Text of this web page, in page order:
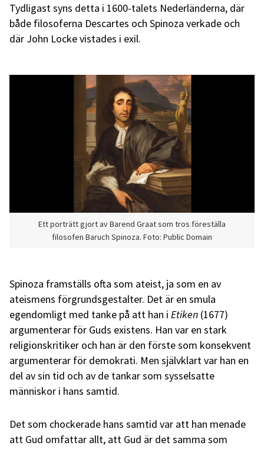
Tydligast syns detta i 1600-talets Nederländerna, där
både filosoferna Descartes och Spinoza verkade och
där John Locke vistades i exil.
Ett porträtt gjort av Barend Graat som tros föreställa
filosofen Baruch Spinoza. Foto: Public Domain
Spinoza framställs ofta som ateist, ja som en av
ateismens förgrundsgestalter. Det är en smula
egendomligt med tanke på att han i Etiken (1677)
argumenterar för Guds existens. Han var en stark
religionskritiker och han är den förste som konsekvent
argumenterar för demokrati. Men självklart var han en
del av sin tid och av de tankar som sysselsatte
människor i hans samtid.
Det som chockerade hans samtid var att han menade
att Gud omfattar allt, att Gud är det samma som